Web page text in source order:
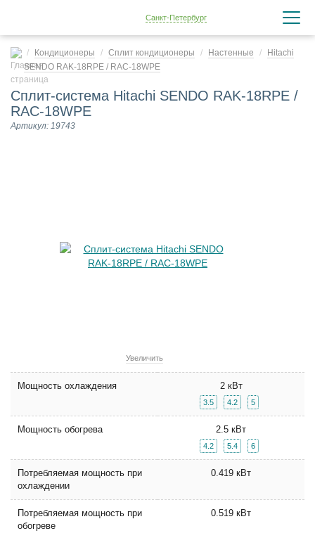
Санкт-Петербург
Кондиционеры Сплит кондиционеры Настенные
Hitachi
SENDO RAK-18RPE / RAC-18WPE
Сплит-система Hitachi SENDO RAK-18RPE /
RAC-18WPE
Артикул: 19743
Увеличить
Мощность охлаждения 2 кВт
3.5 4.2 5
Мощность обогрева 2.5 кВт
4.2 5.4 6
Потребляемая мощность при
охлаждении
0.419 кВт
Потребляемая мощность при
обогреве
0.519 кВт